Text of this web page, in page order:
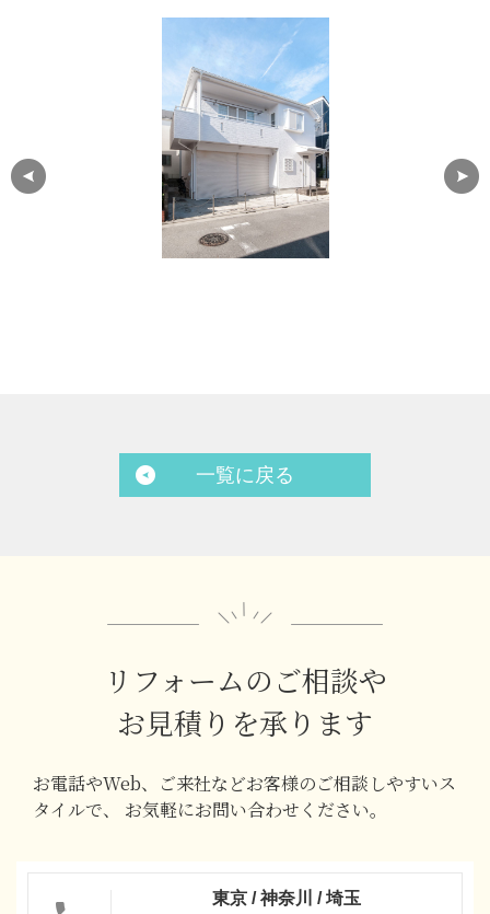
一覧に戻る
リフォームのご相談や
お見積りを承ります
お電話やWeb、ご来社などお客様のご相談しやすいス
タイルで、
お気軽にお問い合わせください。
東京 / 神奈川 / 埼玉